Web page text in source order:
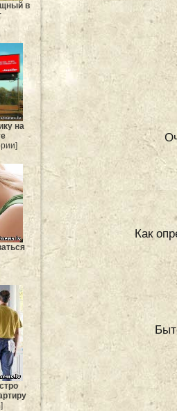
в
на
Как